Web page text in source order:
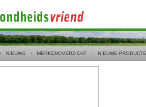
NIEUWS MERKENOVERZICHT NIEUWE